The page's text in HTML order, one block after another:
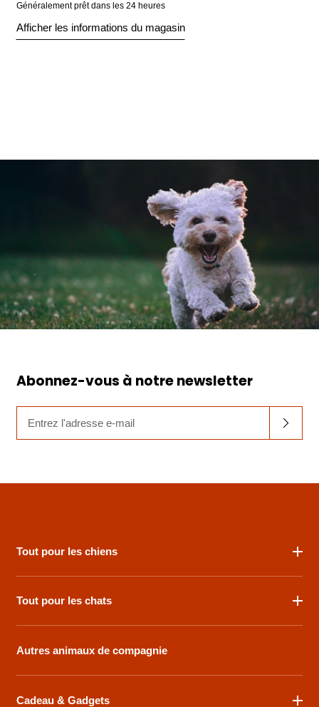
Généralement prêt dans les 24 heures
Afficher les informations du magasin
Abonnez-vous à notre newsletter
l'adresse
e-
Tout pour les chiens
Tout pour les chats
Autres animaux de compagnie
Cadeau & Gadgets